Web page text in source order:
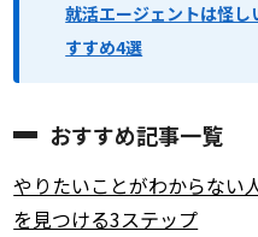
就活エージェントは怪し
すすめ4選
おすすめ記事一覧
やりたいことがわからない
を見つける3ステップ